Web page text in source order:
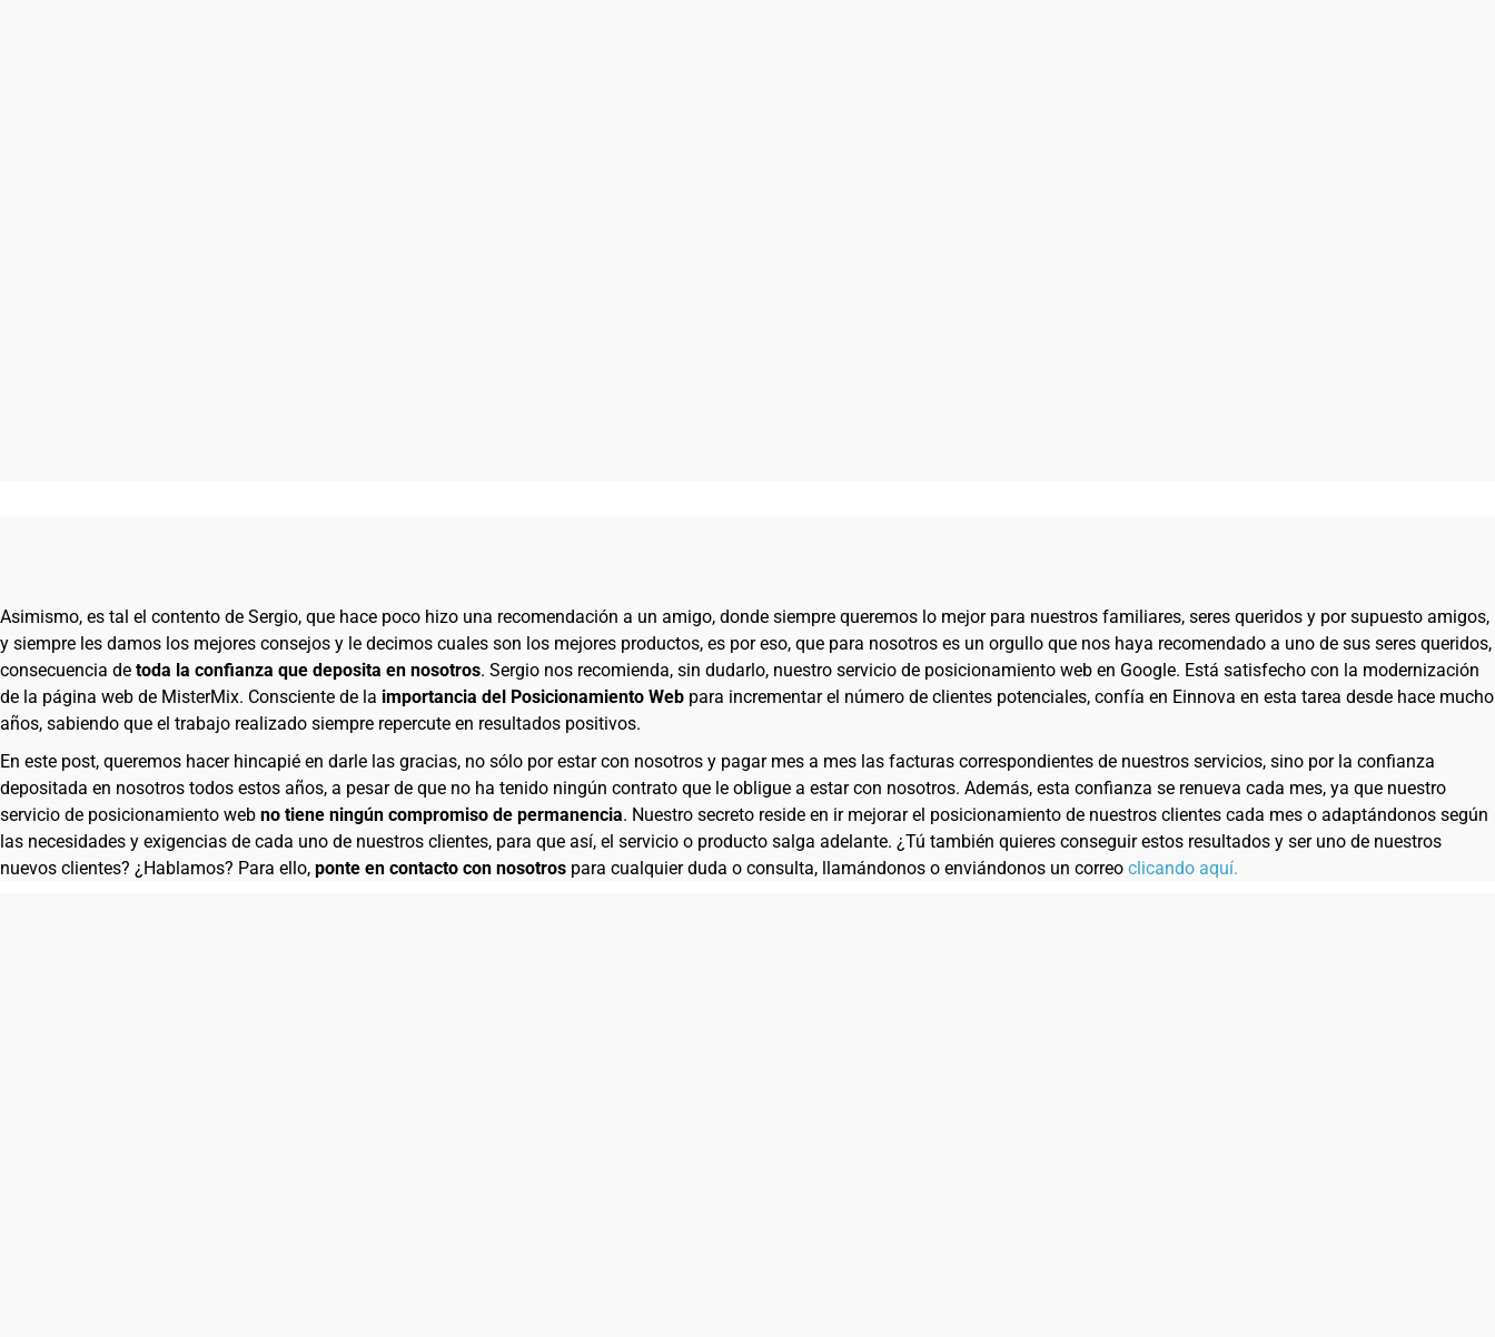
Asimismo, es tal el contento de Sergio, que hace poco hizo una recomendación a un amigo, donde siempre queremos lo mejor para nuestros familiares, seres queridos y por supuesto amigos,
y siempre les damos los mejores consejos y le decimos cuales son los mejores productos, es por eso, que para nosotros es un orgullo que nos haya recomendado a uno de sus seres queridos,
consecuencia de toda la confianza que deposita en nosotros. Sergio nos recomienda, sin dudarlo, nuestro servicio de posicionamiento web en Google. Está satisfecho con la modernización
de la página web de MisterMix. Consciente de la importancia del Posicionamiento Web para incrementar el número de clientes potenciales, confía en Einnova en esta tarea desde hace mucho
años, sabiendo que el trabajo realizado siempre repercute en resultados positivos.
En este post, queremos hacer hincapié en darle las gracias, no sólo por estar con nosotros y pagar mes a mes las facturas correspondientes de nuestros servicios, sino por la confianza
depositada en nosotros todos estos años, a pesar de que no ha tenido ningún contrato que le obligue a estar con nosotros. Además, esta confianza se renueva cada mes, ya que nuestro
servicio de posicionamiento web no tiene ningún compromiso de permanencia. Nuestro secreto reside en ir mejorar el posicionamiento de nuestros clientes cada mes o adaptándonos según
las necesidades y exigencias de cada uno de nuestros clientes, para que así, el servicio o producto salga adelante. ¿Tú también quieres conseguir estos resultados y ser uno de nuestros
nuevos clientes? ¿Hablamos? Para ello, ponte en contacto con nosotros para cualquier duda o consulta, llamándonos o enviándonos un correo clicando aquí.